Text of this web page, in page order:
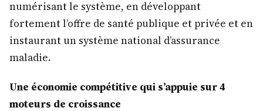
numérisant le système, en développant
fortement l’offre de santé publique et privée et en
instaurant un système national d’assurance
maladie.
Une économie compétitive qui s’appuie sur 4
moteurs de croissance